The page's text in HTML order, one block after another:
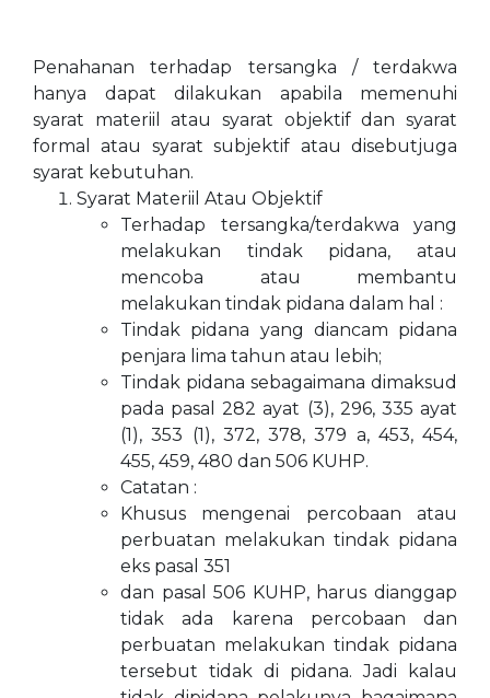
Penahanan terhadap tersangka / terdakwa
hanya dapat dilakukan apabila memenuhi
syarat materiil atau syarat objektif dan syarat
formal atau syarat subjektif atau disebutjuga
syarat kebutuhan.
Syarat Materiil Atau Objektif
Terhadap tersangka/terdakwa yang
melakukan tindak pidana, atau
mencoba atau membantu
melakukan tindak pidana dalam hal :
Tindak pidana yang diancam pidana
penjara lima tahun atau lebih;
Tindak pidana sebagaimana dimaksud
pada pasal 282 ayat (3), 296, 335 ayat
(1), 353 (1), 372, 378, 379 a, 453, 454,
455, 459, 480 dan 506 KUHP.
Catatan :
Khusus mengenai percobaan atau
perbuatan melakukan tindak pidana
eks pasal 351
dan pasal 506 KUHP, harus dianggap
tidak ada karena percobaan dan
perbuatan melakukan tindak pidana
tersebut tidak di pidana. Jadi kalau